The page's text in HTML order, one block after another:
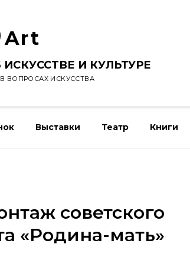
Art
И КУЛЬТУРЕ
ВОПРОСАХ ИСКУССТВА
Выставки Театр Книги
советского
«Родина-мать»